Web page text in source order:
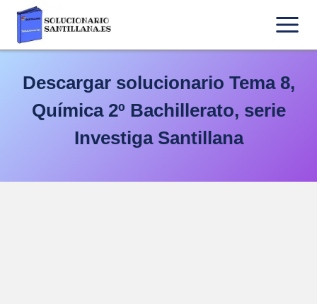
Saltar
contenido
Descargar solucionario Tema 8,
Química 2º Bachillerato, serie
Investiga Santillana